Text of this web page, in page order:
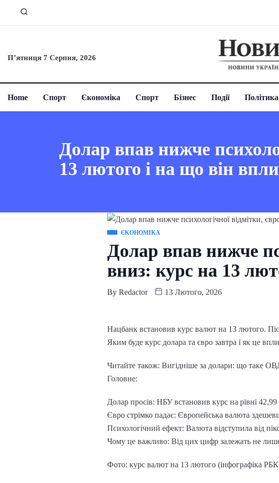
П’ятниця 7 Серпня, 2026
Home Спорт Єкономіка Спорт Бізнес Події Політика
Долар впав нижче
13 лютого і на що він
ЄКОНОМІКА
Долар впав нижче
вниз: курс на 13
By Redactor 13 Лютого, 2026
Нацбанк встановив курс валют на 13 лютого.
Яким буде курс долара та євро завтра і як це
Читайте також: Вигідніше за долари: що таке
Головне:
Долар просів: НБУ встановив курс на рівні
Євро стрімко падає: Європейська валюта
Психологічний ефект: Валюта відступила від
Чому це важливо: Від цих цифр залежать не
Фото: курс валют на 13 лютого (інфографіка